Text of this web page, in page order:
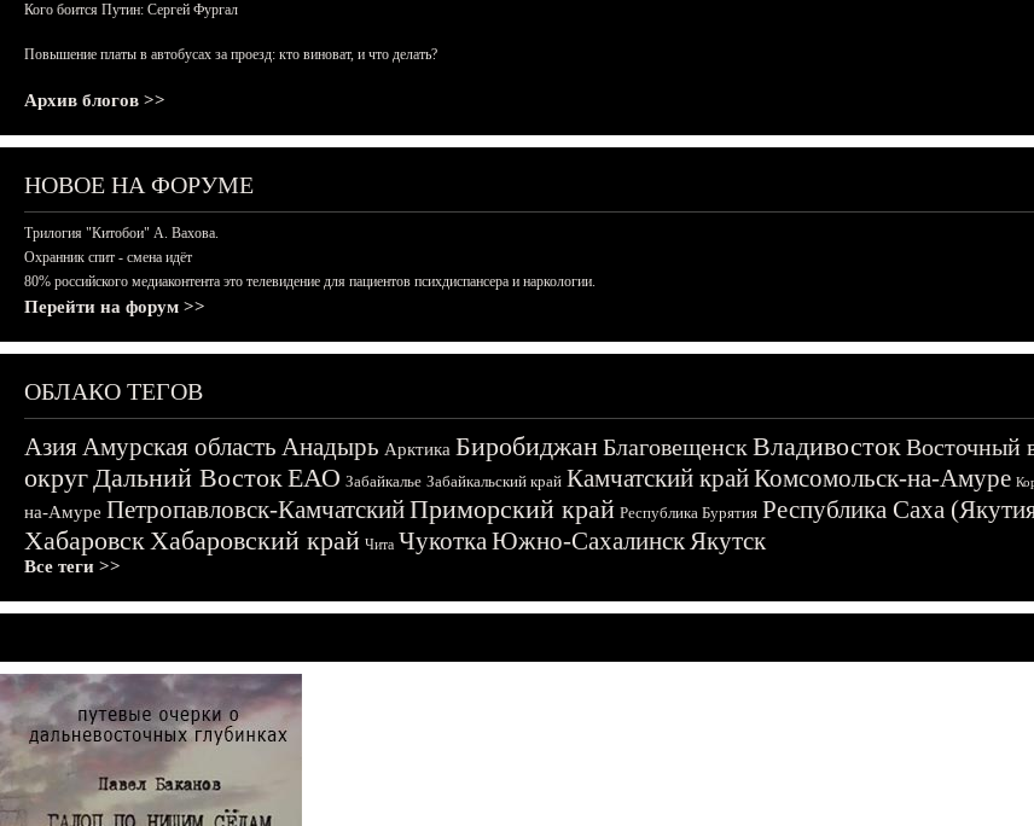
Кого боится Путин: Сергей Фургал
Повышение платы в автобусах за проезд: кто виноват, и что делать?
Архив блогов >>
НОВОЕ НА ФОРУМЕ
Трилогия "Китобои" А. Вахова.
Охранник спит - смена идёт
80% российского медиаконтента это телевидение для пациентов психдиспансера и наркологии.
Перейти на форум >>
ОБЛАКО ТЕГОВ
АзияАмурская область Анадырь Арктика БиробиджанБлаговещенскВладивостокВосточный
округДальний ВостокЕАО Забайкалье Забайкальский край Камчатский крайКомсомольск-на-Амуре
на-Амуре Петропавловск-КамчатскийПриморский край Республика Бурятия Республика Саха
ХабаровскХабаровский край Чита ЧукоткаЮжно-СахалинскЯкутск
Все теги >>